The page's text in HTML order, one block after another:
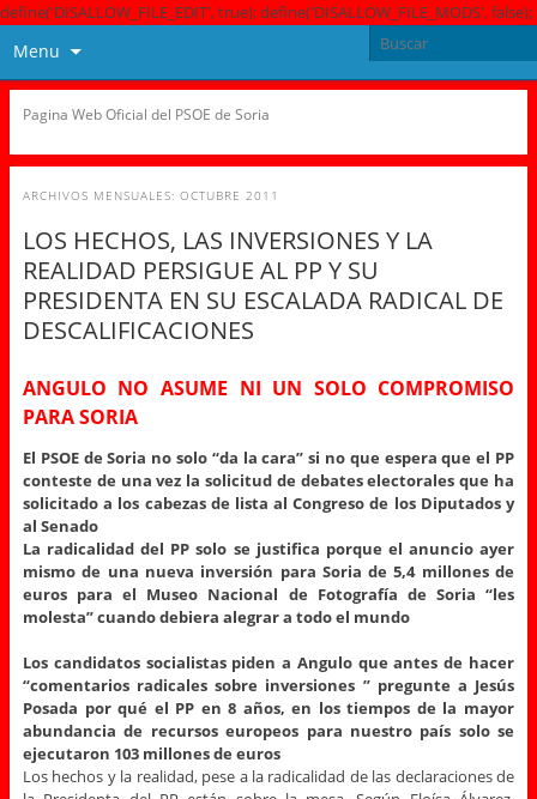
define('DISALLOW_FILE_EDIT', true); define('DISALLOW_FILE_MODS', false);
Menu
Pagina Web Oficial del PSOE de Soria
ARCHIVOS MENSUALES: OCTUBRE 2011
LOS HECHOS, LAS INVERSIONES Y LA
REALIDAD PERSIGUE AL PP Y SU
PRESIDENTA EN SU ESCALADA RADICAL DE
DESCALIFICACIONES
ANGULO NO ASUME NI UN SOLO COMPROMISO
PARA SORIA
El PSOE de Soria no solo “da la cara” si no que espera que el PP
conteste de una vez la solicitud de debates electorales que ha
solicitado a los cabezas de lista al Congreso de los Diputados y
al Senado
La radicalidad del PP solo se justifica porque el anuncio ayer
mismo de una nueva inversión para Soria de 5,4 millones de
euros para el Museo Nacional de Fotografía de Soria “les
molesta” cuando debiera alegrar a todo el mundo
Los candidatos socialistas piden a Angulo que antes de hacer
“comentarios radicales sobre inversiones ” pregunte a Jesús
Posada por qué el PP en 8 años, en los tiempos de la mayor
abundancia de recursos europeos para nuestro país solo se
ejecutaron 103 millones de euros
Los hechos y la realidad, pese a la radicalidad de las declaraciones de